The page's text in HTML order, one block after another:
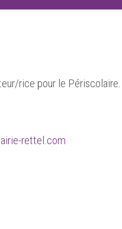
rice pour le Périscolaire.
rettel.com